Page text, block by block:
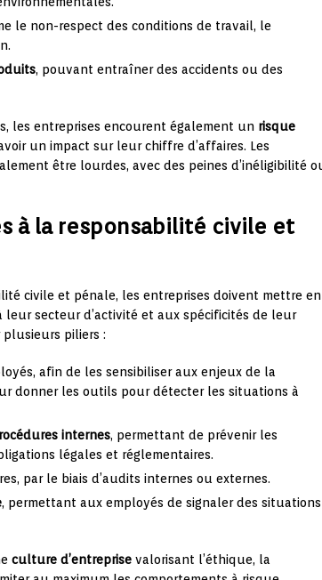
le non-respect des conditions de travail, le
, pouvant entraîner des accidents ou des
les entreprises encourent également un risque
un impact sur leur chiffre d’affaires. Les
être lourdes, avec des peines d’inéligibilité
à la responsabilité civile et
civile et pénale, les entreprises doivent mettre en
leur secteur d’activité et aux spécificités de leur
piliers :
afin de les sensibiliser aux enjeux de la
donner les outils pour détecter les situations à
internes, permettant de prévenir les
légales et réglementaires.
par le biais d’audits internes ou externes.
, permettant aux employés de signaler des situations
culture d’entreprise valorisant l’éthique, la